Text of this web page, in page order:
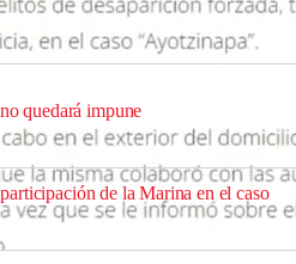
con el caso de las noches de
quedará impune
de la Marina en el caso